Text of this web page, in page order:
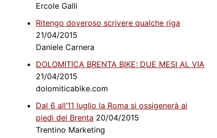
Ercole Galli
Ritengo doveroso scrivere qualche riga
21/04/2015
Daniele Carnera
DOLOMITICA BRENTA BIKE: DUE MESI AL VIA
21/04/2015
dolomiticabike.com
Dal 6 all’11 luglio la Roma si ossigenerà ai
piedi del Brenta 20/04/2015
Trentino Marketing